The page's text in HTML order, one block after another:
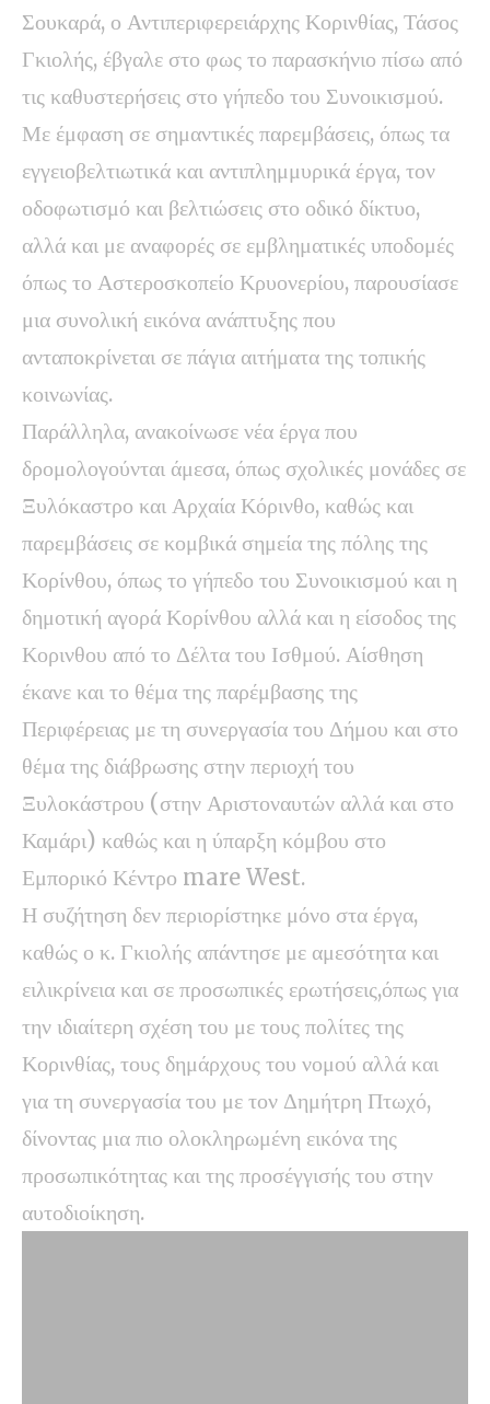
Σουκαρά, ο Αντιπεριφερειάρχης Κορινθίας, Τάσος
Γκιολής, έβγαλε στο φως το παρασκήνιο πίσω από
τις καθυστερήσεις στο γήπεδο του Συνοικισμού.
Με έμφαση σε σημαντικές παρεμβάσεις, όπως τα
εγγειοβελτιωτικά και αντιπλημμυρικά έργα, τον
οδοφωτισμό και βελτιώσεις στο οδικό δίκτυο,
αλλά και με αναφορές σε εμβληματικές υποδομές
όπως το Αστεροσκοπείο Κρυονερίου, παρουσίασε
μια συνολική εικόνα ανάπτυξης που
ανταποκρίνεται σε πάγια αιτήματα της τοπικής
κοινωνίας.
Παράλληλα, ανακοίνωσε νέα έργα που
δρομολογούνται άμεσα, όπως σχολικές μονάδες σε
Ξυλόκαστρο και Αρχαία Κόρινθο, καθώς και
παρεμβάσεις σε κομβικά σημεία της πόλης της
Κορίνθου, όπως το γήπεδο του Συνοικισμού και η
δημοτική αγορά Κορίνθου αλλά και η είσοδος της
Κορινθου από το Δέλτα του Ισθμού. Αίσθηση
έκανε και το θέμα της παρέμβασης της
Περιφέρειας με τη συνεργασία του Δήμου και στο
θέμα της διάβρωσης στην περιοχή του
Ξυλοκάστρου (στην Αριστοναυτών αλλά και στο
Καμάρι) καθώς και η ύπαρξη κόμβου στο
Εμπορικό Κέντρο mare West.
Η συζήτηση δεν περιορίστηκε μόνο στα έργα,
καθώς ο κ. Γκιολής απάντησε με αμεσότητα και
ειλικρίνεια και σε προσωπικές ερωτήσεις,όπως για
την ιδιαίτερη σχέση του με τους πολίτες της
Κορινθίας, τους δημάρχους του νομού αλλά και
για τη συνεργασία του με τον Δημήτρη Πτωχό,
δίνοντας μια πιο ολοκληρωμένη εικόνα της
προσωπικότητας και της προσέγγισής του στην
αυτοδιοίκηση.